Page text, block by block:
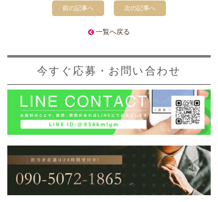
前の記事へ 次の記事へ
一覧へ戻る
今すぐ応募・お問い合わせ